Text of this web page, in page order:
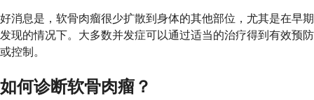
好消息是，软骨肉瘤很少扩散到身体的其他部位，尤其是在早期
发现的情况下。大多数并发症可以通过适当的治疗得到有效预防
或控制。
如何诊断软骨肉瘤？